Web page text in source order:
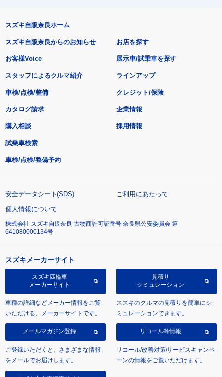
スズキ自販奈良ホーム
スズキ自販奈良からのお知らせ
お客様Voice
スタッフによるクルマ紹介
お店を探す
展示車/試乗車を探す
ラインアップ
車検/点検/整備 クレジット/保険
カタログ請求
購入相談
試乗車検索
車検/点検/整備予約
企業情報
採用情報
安全データシート(SDS)
ご利用にあたって
個人情報について
株式会社 スズキ自販奈良 古物商許可証番号 奈良県公安委員会 第
641080000134号
スズキメーカーサイト
スズキ四輪車
メーカーサイト
車種の詳細などメーカー情報をご覧
いただける、メーカーサイトです。
見積り
シミュレーション
スズキのクルマの見積りを簡単にシ
ミュレーションできます。
メールマガジン登録
ご登録いただくと、さまざまな情報
をメールでお届けします。
リコール等情報
リコール/改善対策/サービスキャンペ
ーンの情報をご覧いただけます。